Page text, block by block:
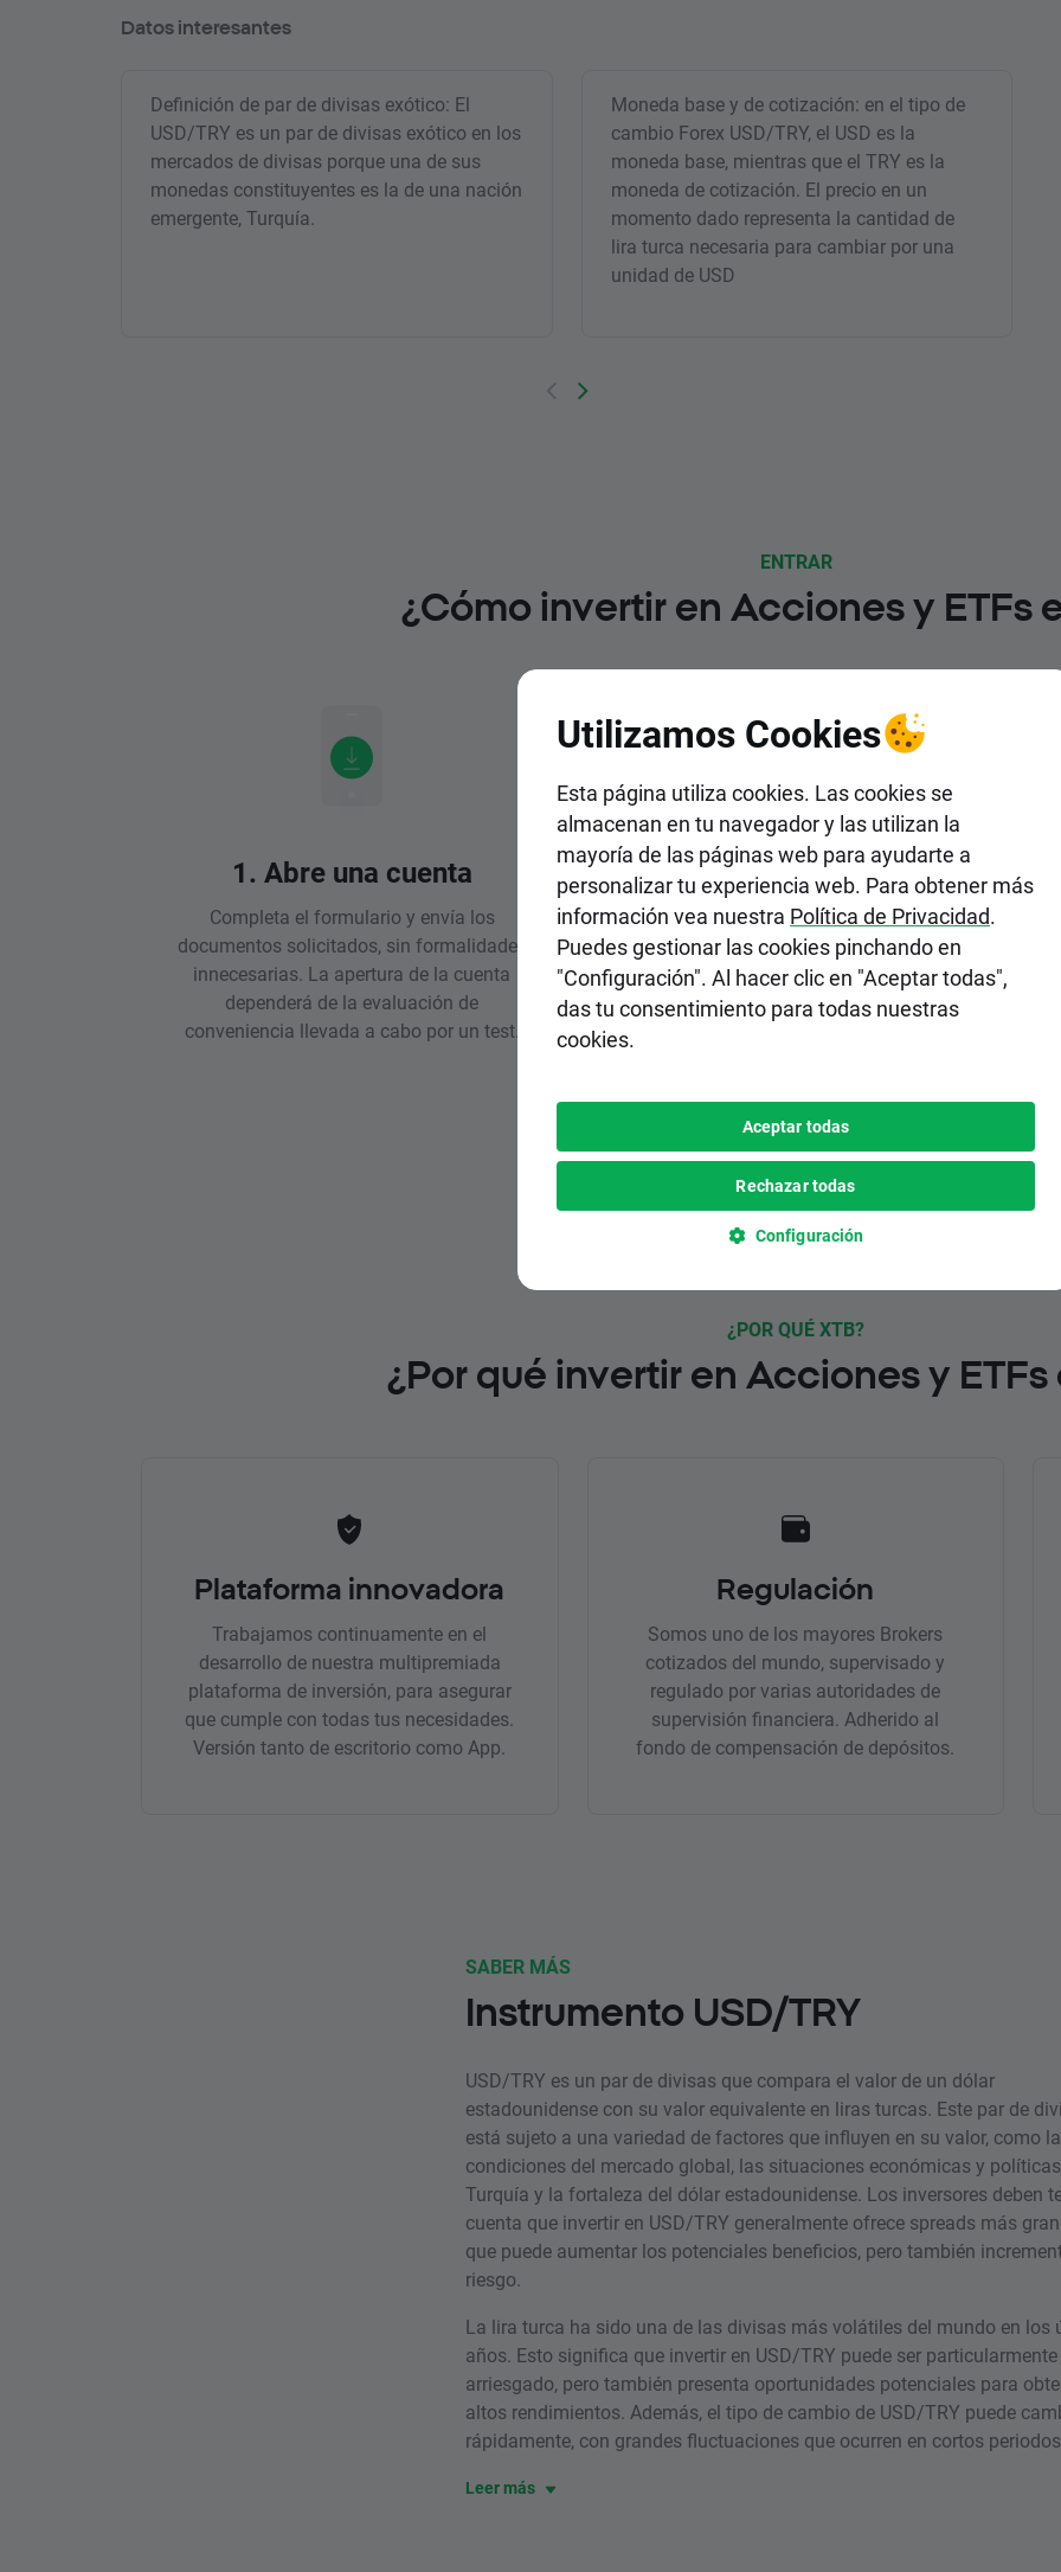
Datos interesantes
Definición de par de divisas exótico: El
USD/TRY es un par de divisas exótico en los
mercados de divisas porque una de sus
monedas constituyentes es la de una nación
emergente, Turquía.
Moneda base y de cotización: en el tipo de
cambio Forex USD/TRY, el USD es la
moneda base, mientras que el TRY es la
moneda de cotización. El precio en un
momento dado representa la cantidad de
lira turca necesaria para cambiar por una
unidad de USD
ENTRAR
¿Cómo invertir en Acciones y ETFs
1. Abre una cuenta
Completa el formulario y envía los
documentos solicitados, sin formalidades
innecesarias. La apertura de la cuenta
dependerá de la evaluación de
conveniencia llevada a cabo por un test.
2. Realiza un depósito
Elige el método de depósito más
conveniente para ti entre varias opciones,
inlcuyendo pagos instantáneos y
gratuitos.
HAZTE CLIENTE
¿POR QUÉ XTB?
¿Por qué invertir en Acciones y ETFs
Plataforma innovadora
Trabajamos continuamente en el
desarrollo de nuestra multipremiada
plataforma de inversión, para asegurar
que cumple con todas tus necesidades.
Versión tanto de escritorio como App.
Regulación
Somos uno de los mayores Brokers
cotizados del mundo, supervisado y
regulado por varias autoridades de
supervisión financiera. Adherido al
fondo de compensación de depósitos.
SABER MÁS
Instrumento USD/TRY
USD/TRY es un par de divisas que compara el valor de un dólar
estadounidense con su valor equivalente en liras turcas. Este par de
está sujeto a una variedad de factores que influyen en su valor, como
condiciones del mercado global, las situaciones económicas y
Turquía y la fortaleza del dólar estadounidense. Los inversores deben
cuenta que invertir en USD/TRY generalmente ofrece spreads más
que puede aumentar los potenciales beneficios, pero también
riesgo.
La lira turca ha sido una de las divisas más volátiles del mundo en los
años. Esto significa que invertir en USD/TRY puede ser particularmente
arriesgado, pero también presenta oportunidades potenciales para
altos rendimientos. Además, el tipo de cambio de USD/TRY puede
rápidamente, con grandes fluctuaciones que ocurren en cortos
Leer más
Utilizamos Cookies
Esta página utiliza cookies. Las cookies se
almacenan en tu navegador y las utilizan la
mayoría de las páginas web para ayudarte a
personalizar tu experiencia web. Para obtener más
información vea nuestra Política de Privacidad.
Puedes gestionar las cookies pinchando en
"Configuración". Al hacer clic en "Aceptar todas",
das tu consentimiento para todas nuestras
cookies.
Aceptar todas
Rechazar todas
Configuración